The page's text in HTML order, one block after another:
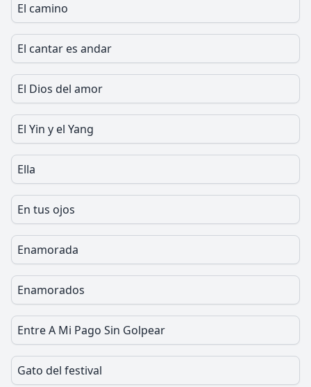
El camino
El cantar es andar
El Dios del amor
El Yin y el Yang
Ella
En tus ojos
Enamorada
Enamorados
Entre A Mi Pago Sin Golpear
Gato del festival